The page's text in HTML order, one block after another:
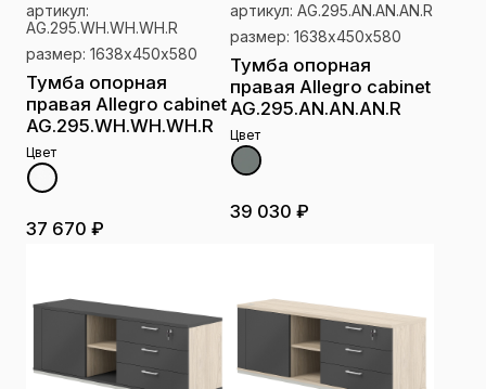
артикул:
AG.295.WH.WH.WH.R
размер: 1638х450х580
Тумба опорная
правая Allegro cabinet
AG.295.WH.WH.WH.R
Цвет
37 670 ₽
артикул: AG.295.AN.AN.AN.R
размер: 1638х450х580
Тумба опорная
правая Allegro cabinet
AG.295.AN.AN.AN.R
Цвет
39 030 ₽